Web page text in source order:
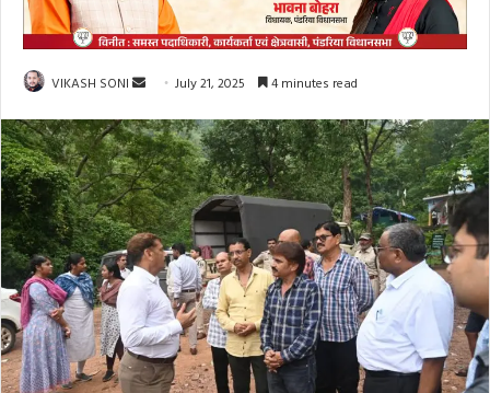
VIKASH SONI
Send
email
July 21, 2025 4 minutes read